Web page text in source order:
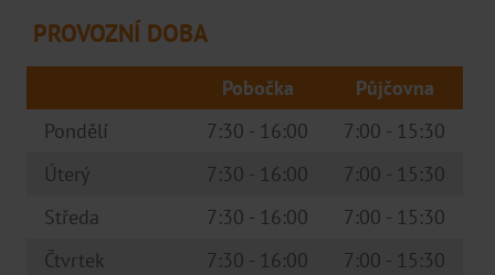
FAQ
Ochrana oznamovatelů
POBOČKY
PROVOZNÍ DOBA
Pobočka
Půjčovna
Pondělí
7:30 - 16:00
7:00 - 15:30
Úterý
7:30 - 16:00
7:00 - 15:30
Středa
7:30 - 16:00
7:00 - 15:30
Čtvrtek
7:30 - 16:00
7:00 - 15:30